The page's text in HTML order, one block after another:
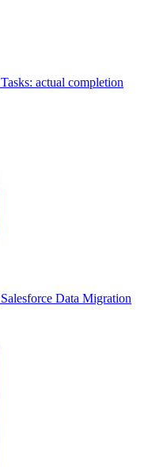
Tasks: actual completion
Salesforce Data Migration